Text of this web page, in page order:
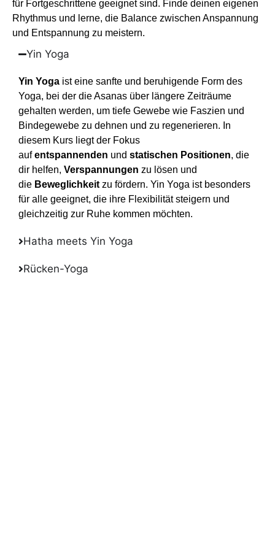
für Fortgeschrittene geeignet sind. Finde deinen eigenen
Rhythmus und lerne, die Balance zwischen Anspannung
und Entspannung zu meistern.
Yin Yoga
Yin Yoga ist eine sanfte und beruhigende Form des
Yoga, bei der die Asanas über längere Zeiträume
gehalten werden, um tiefe Gewebe wie Faszien und
Bindegewebe zu dehnen und zu regenerieren. In
diesem Kurs liegt der Fokus
aufentspannenden und statischen Positionen, die
dir helfen, Verspannungen zu lösen und
die Beweglichkeit zu fördern. Yin Yoga ist besonders
für alle geeignet, die ihre Flexibilität steigern und
gleichzeitig zur Ruhe kommen möchten.
Hatha meets Yin Yoga
Rücken-Yoga